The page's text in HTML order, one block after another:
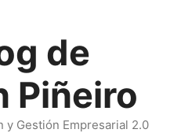
de
Piñeiro
y Gestión Empresarial 2.0